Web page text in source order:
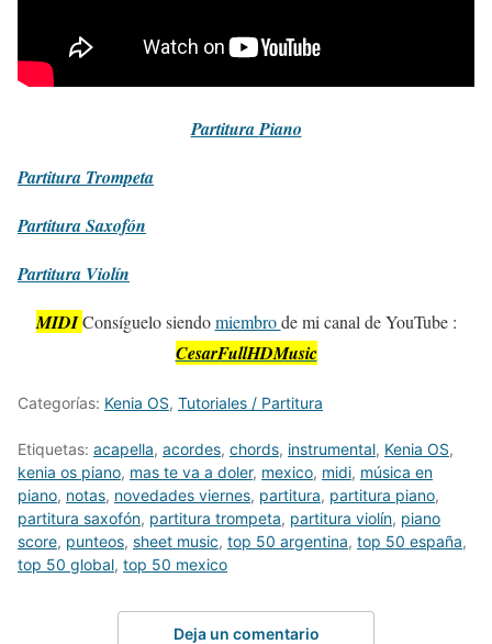
PartituraPiano
Partitura Trompeta
PartituraSaxofón
Partitura Violín
MIDI Consíguelo siendomiembrode mi canal de YouTube :
CesarFullHDMusic
Categorías: Kenia OS, Tutoriales / Partitura
Etiquetas: acapella, acordes, chords, instrumental, Kenia OS,
kenia os piano, mas te va a doler, mexico, midi, música en
piano, notas, novedades viernes, partitura, partitura piano,
partitura saxofón, partitura trompeta, partitura violín, piano
score, punteos, sheet music, top 50 argentina, top 50 españa,
top 50 global, top 50 mexico
Deja un comentario